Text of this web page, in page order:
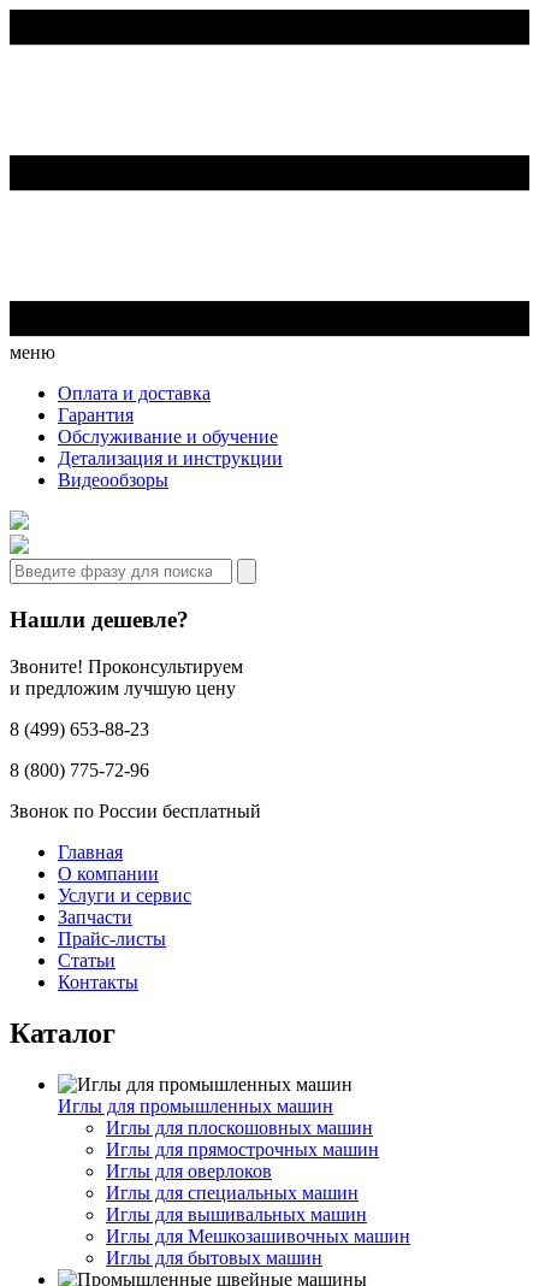
меню
Оплата и доставка
Гарантия
Обслуживание и обучение
Детализация и инструкции
Видеообзоры
Нашли дешевле?
Звоните! Проконсультируем
и предложим лучшую цену
8 (499) 653-88-23
8 (800) 775-72-96
Звонок по России бесплатный
Главная
О компании
Услуги и сервис
Запчасти
Прайс-листы
Статьи
Контакты
Каталог
Иглы для промышленных машин
Иглы для плоскошовных машин
Иглы для прямострочных машин
Иглы для оверлоков
Иглы для специальных машин
Иглы для вышивальных машин
Иглы для Мешкозашивочных машин
Иглы для бытовых машин